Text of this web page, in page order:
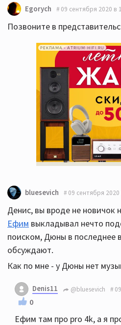
Egorych 09 сентября 2020 в
Позвоните в
РЕКЛАМА • ATRIUM-HIFI.RU
bluesevich 09 сентября 2020
Денис, вы вроде не новичок
Ефим выкладывал нечто
поиском, Дюны в последнее
обсуждают.
Как по мне - у Дюны нет
Denis11 @bluesevich
0
Ефим там про pro 4k, а я